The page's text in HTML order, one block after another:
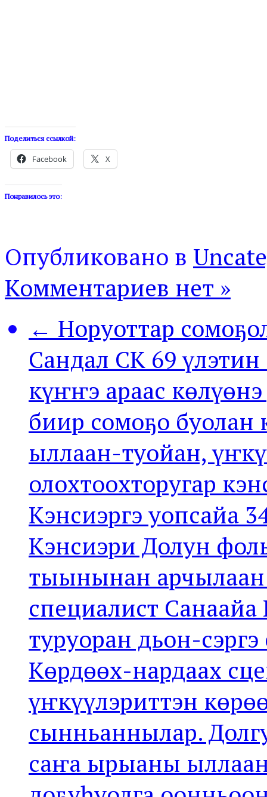
Поделиться ссылкой:
Facebook X
Понравилось это:
Опубликовано в
Комментариев нет »
← Норуоттар
Сандал СК 69
күҥҥэ араас
биир сомоҕо буолан
ыллаан-туойан,
олохтоохторугар
Кэнсиэргэ уопсайа
Кэнсиэри Долун
тыынынан арчылаан
специалист
туруоран дьон-
Көрдөөх-нардаах
үҥкүүлэриттэн
сынньаннылар.
саҥа ырыаны